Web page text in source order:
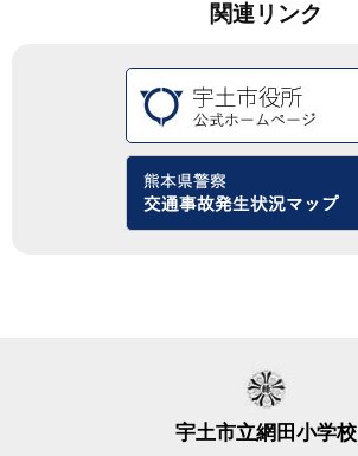
関連リンク
宇土市立網田小学校